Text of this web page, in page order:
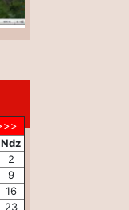
Ndz
2
9
16
23